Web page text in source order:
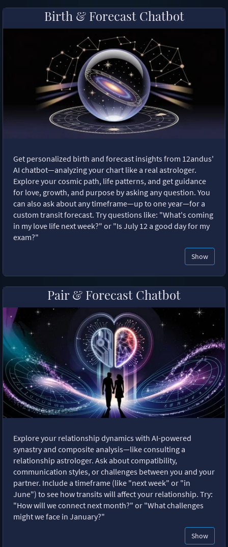
Birth & Forecast Chatbot
Get personalized birth and forecast insights from 12andus'
AI chatbot—analyzing your chart like a real astrologer.
Explore your cosmic path, life patterns, and get guidance
for love, growth, and purpose by asking any question. You
can also ask about any timeframe—up to one year—for a
custom transit forecast. Try questions like: "What's coming
in my love life next week?" or "Is July 12 a good day for my
exam?"
Show
Pair & Forecast Chatbot
Explore your relationship dynamics with AI-powered
synastry and composite analysis—like consulting a
relationship astrologer. Ask about compatibility,
communication styles, or challenges between you and your
partner. Include a timeframe (like "next week" or "in
June") to see how transits will affect your relationship. Try:
"How will we connect next month?" or "What challenges
might we face in January?"
Show